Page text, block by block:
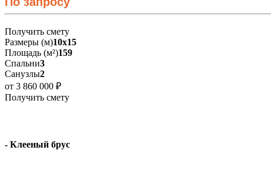
Получить смету
Размеры (м)10х15
Площадь (м²)159
Спальни3
Санузлы2
от 3 860 000 ₽
Получить смету
- Клееный брус